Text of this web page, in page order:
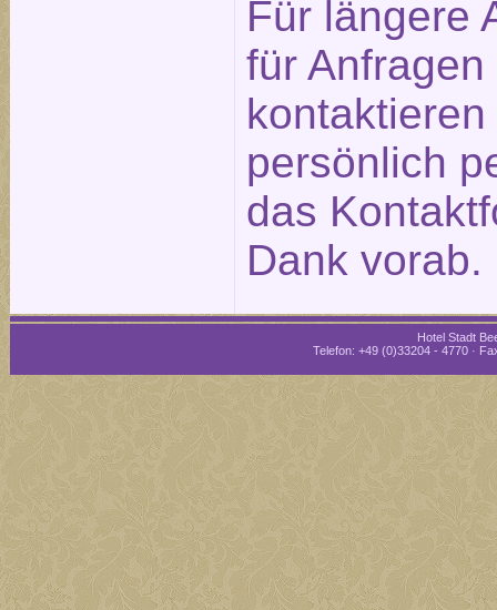
Für längere
für
persönlich
das
Dank vorab.
Hotel Stadt
Telefon: +49 (0)33204 - 4770 ·